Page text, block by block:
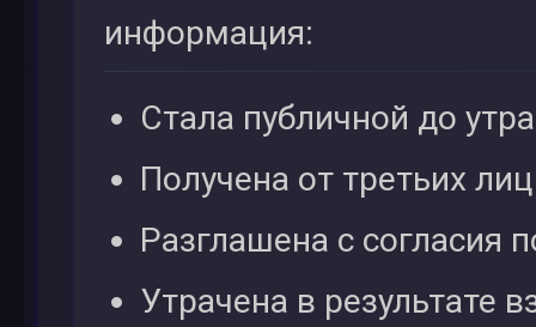
информация:
Стала публичной до
Получена от третьих
Разглашена с согласия
Утрачена в результате